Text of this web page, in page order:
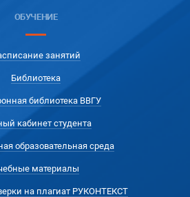
ОБУЧЕНИЕ
занятий
Библиотека
библиотека ВВГУ
кабинет студента
образовательная среда
материалы
на плагиат РУКОНТЕКСТ